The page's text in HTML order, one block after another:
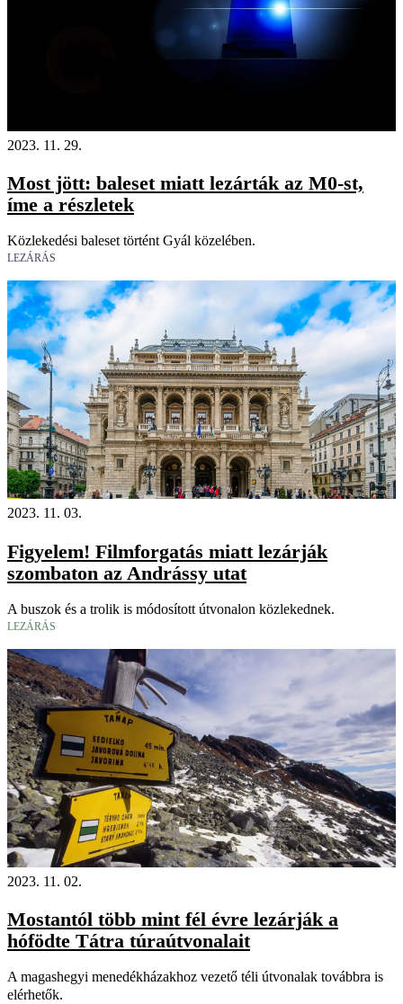
2023. 11. 29.
Most jött: baleset miatt lezárták az M0-st,
íme a részletek
Közlekedési baleset történt Gyál közelében.
LEZÁRÁS
2023. 11. 03.
Figyelem! Filmforgatás miatt lezárják
szombaton az Andrássy utat
A buszok és a trolik is módosított útvonalon közlekednek.
LEZÁRÁS
2023. 11. 02.
Mostantól több mint fél évre lezárják a
hófödte Tátra túraútvonalait
A magashegyi menedékházakhoz vezető téli útvonalak továbbra is
elérhetők.